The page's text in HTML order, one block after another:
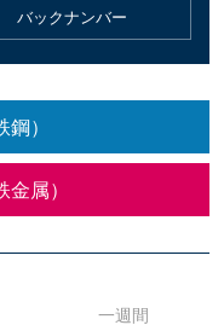
バックナンバー
）
属）
一週間